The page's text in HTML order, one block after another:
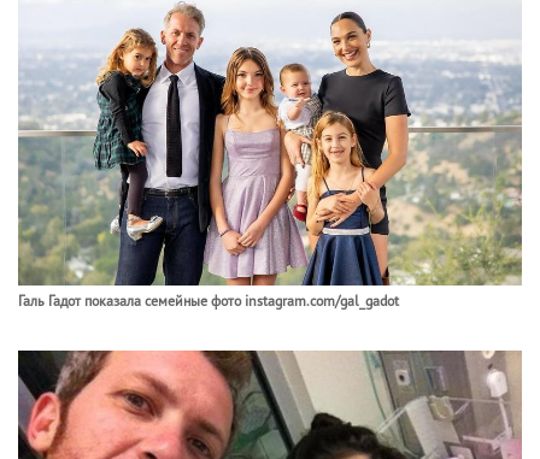
Галь Гадот показала семейные фото instagram.com/gal_gadot